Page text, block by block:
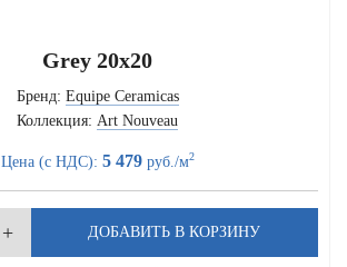
Grey 20x20
Бренд: Equipe Ceramicas
Коллекция: Art Nouveau
Цена (с НДС): 5 479руб./м2